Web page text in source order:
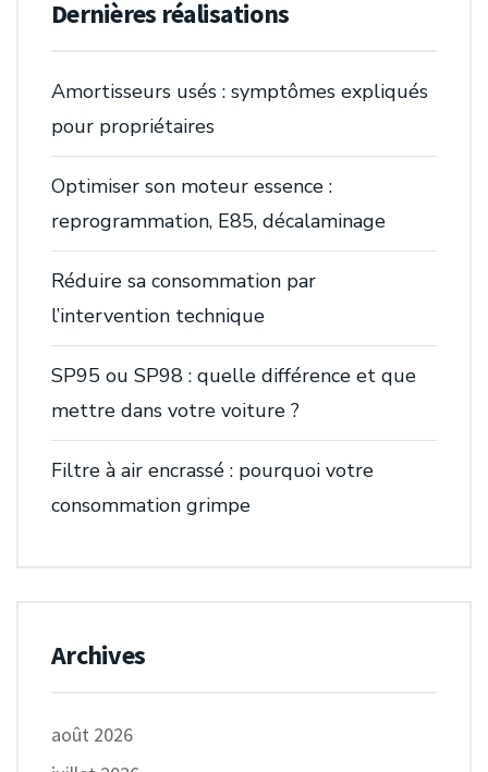
Dernières réalisations
Amortisseurs usés : symptômes expliqués
pour propriétaires
Optimiser son moteur essence :
reprogrammation, E85, décalaminage
Réduire sa consommation par
l’intervention technique
SP95 ou SP98 : quelle différence et que
mettre dans votre voiture ?
Filtre à air encrassé : pourquoi votre
consommation grimpe
Archives
août 2026